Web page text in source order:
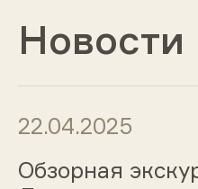
Новости
22.04.2025
Обзорная